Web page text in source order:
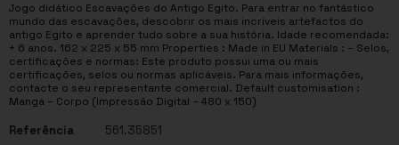
Jogo didático Escavações do Antigo Egito. Para entrar no fantástico
mundo das escavações, descobrir os mais incríveis artefactos do
antigo Egito e aprender tudo sobre a sua história. Idade recomendada:
+ 6 anos. 162 x 225 x 55 mm Properties : Made in EU Materials : – Selos,
certificações e normas: Este produto possui uma ou mais
certificações, selos ou normas aplicáveis. Para mais informações,
contacte o seu representante comercial. Default customisation :
Manga – Corpo (Impressão Digital – 480 x 150)
Referência
561.35851